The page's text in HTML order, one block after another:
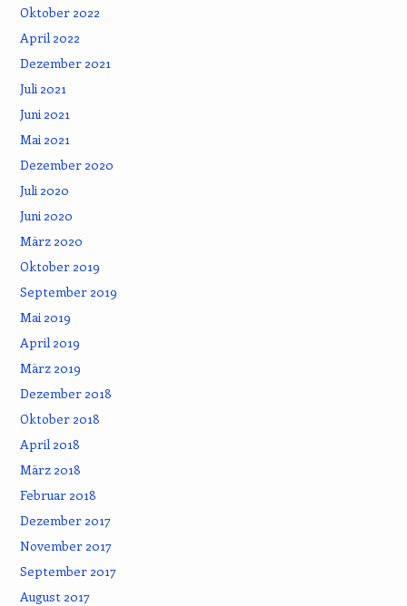
Oktober 2022
April 2022
Dezember 2021
Juli 2021
Juni 2021
Mai 2021
Dezember 2020
Juli 2020
Juni 2020
März 2020
Oktober 2019
September 2019
Mai 2019
April 2019
März 2019
Dezember 2018
Oktober 2018
April 2018
März 2018
Februar 2018
Dezember 2017
November 2017
September 2017
August 2017